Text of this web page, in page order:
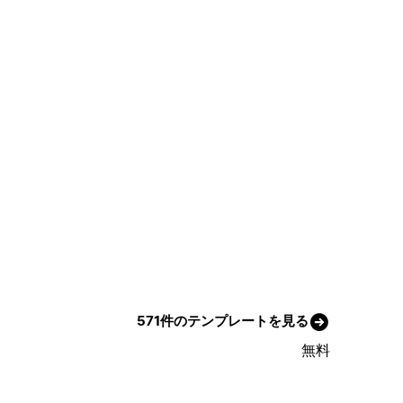
571件のテンプレートを見る
無料